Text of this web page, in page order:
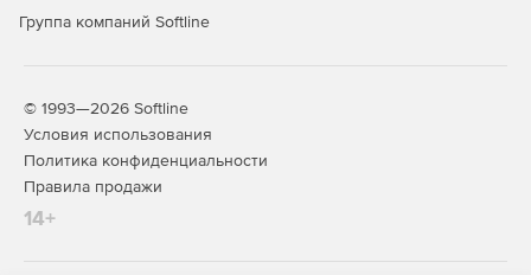
являющиеся штатными сотрудниками проектной
Система поддерживает автоматическое
формирование пояснительных записок в
расширяемом языке разметки (XML-формате) – по
Группа компаний Softline
© 1993—2026 Softline
Условия использования
Политика конфиденциальности
Правила продажи
14+